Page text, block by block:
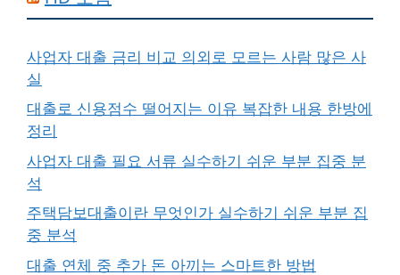
사업자 대출 금리 비교 의외로 모르는 사람 많은 사
실
대출로 신용점수 떨어지는 이유 복잡한 내용 한방에
정리
사업자 대출 필요 서류 실수하기 쉬운 부분 집중 분
석
주택담보대출이란 무엇인가 실수하기 쉬운 부분 집
중 분석
대출 연체 중 추가 돈 아끼는 스마트한 방법